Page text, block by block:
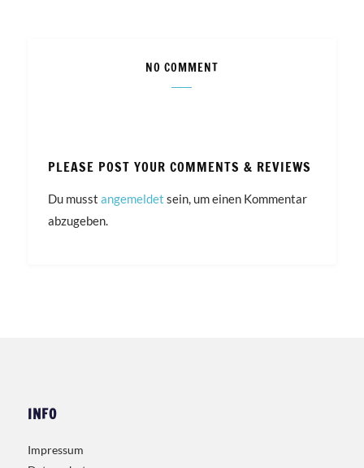
NO COMMENT
PLEASE POST YOUR COMMENTS & REVIEWS
Du musst angemeldet sein, um einen Kommentar
abzugeben.
INFO
Impressum